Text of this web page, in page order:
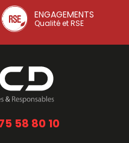
ENGAGEMENTS
Qualité et RSE
58 80 10